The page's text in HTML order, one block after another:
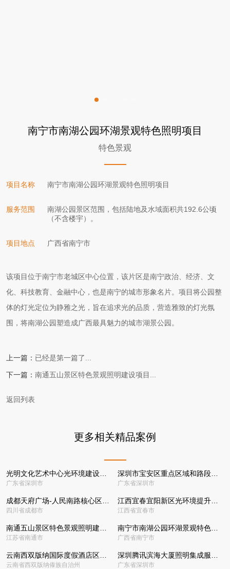
南宁市南湖公园环湖景观特色照明项目
特色景观
项目名称 南宁市南湖公园环湖景观特色照明项目
服务范围
南湖公园景区范围，包括陆地及水域面积共192.6公顷
（不含楼宇）。
项目地点 广西省南宁市
该项目位于南宁市老城区中心位置，该片区是南宁政治、经济、文
化、科技教育、金融中心，也是南宁的城市形象名片。项目将公园整
体的灯光定位为静雅之光，旨在追求光的品质，营造雅致的灯光氛
围，将南湖公园塑造成广西最具魅力的城市湖景公园。
上一篇： 已经是第一篇了...
下一篇： 南通五山景区特色景观照明建设项目...
返回列表
更多相关精品案例
广东省深圳市 广东省深圳市
四川省成都市 江西省宜春市
江苏省南通市 广西省南宁市
云南省西双版纳傣族自治州 广东省深圳市